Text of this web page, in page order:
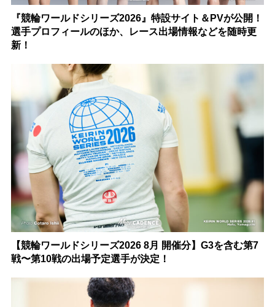
『競輪ワールドシリーズ2026』特設サイト＆PVが公開！
選手プロフィールのほか、レース出場情報などを随時更
新！
【競輪ワールドシリーズ2026 8月 開催分】G3を含む第7
戦〜第10戦の出場予定選手が決定！